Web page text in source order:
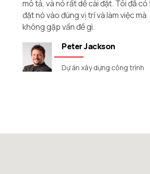
Brielle Hillam
Dự án xây dựng doanh